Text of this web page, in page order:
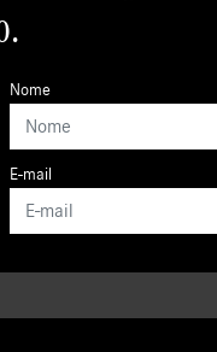
Nome
E-mail